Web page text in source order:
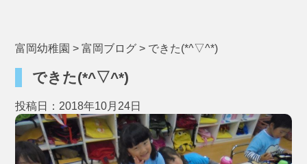
富岡幼稚園 >富岡ブログ > できた(*^▽^*)
できた(*^▽^*)
投稿日：2018年10月24日